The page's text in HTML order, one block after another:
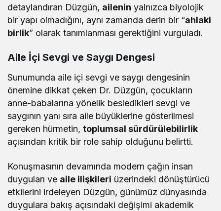
detaylandıran Düzgün, ailenin yalnızca biyolojik
bir yapı olmadığını, aynı zamanda derin bir “ahlaki
birlik” olarak tanımlanması gerektiğini vurguladı.
Aile İçi Sevgi ve Saygı Dengesi
Sunumunda aile içi sevgi ve saygı dengesinin
önemine dikkat çeken Dr. Düzgün, çocukların
anne-babalarına yönelik besledikleri sevgi ve
saygının yanı sıra aile büyüklerine gösterilmesi
gereken hürmetin,toplumsal sürdürülebilirlik
açısından kritik bir role sahip olduğunu belirtti.
Konuşmasının devamında modern çağın insan
duyguları ve aile ilişkileri üzerindeki dönüştürücü
etkilerini irdeleyen Düzgün, günümüz dünyasında
duygulara bakış açısındaki değişimi akademik